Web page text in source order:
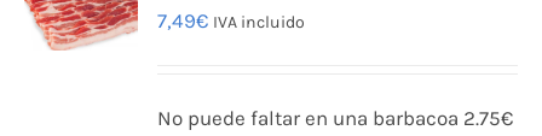
7,49€ IVA incluido
No puede faltar en una barbacoa 2.75€